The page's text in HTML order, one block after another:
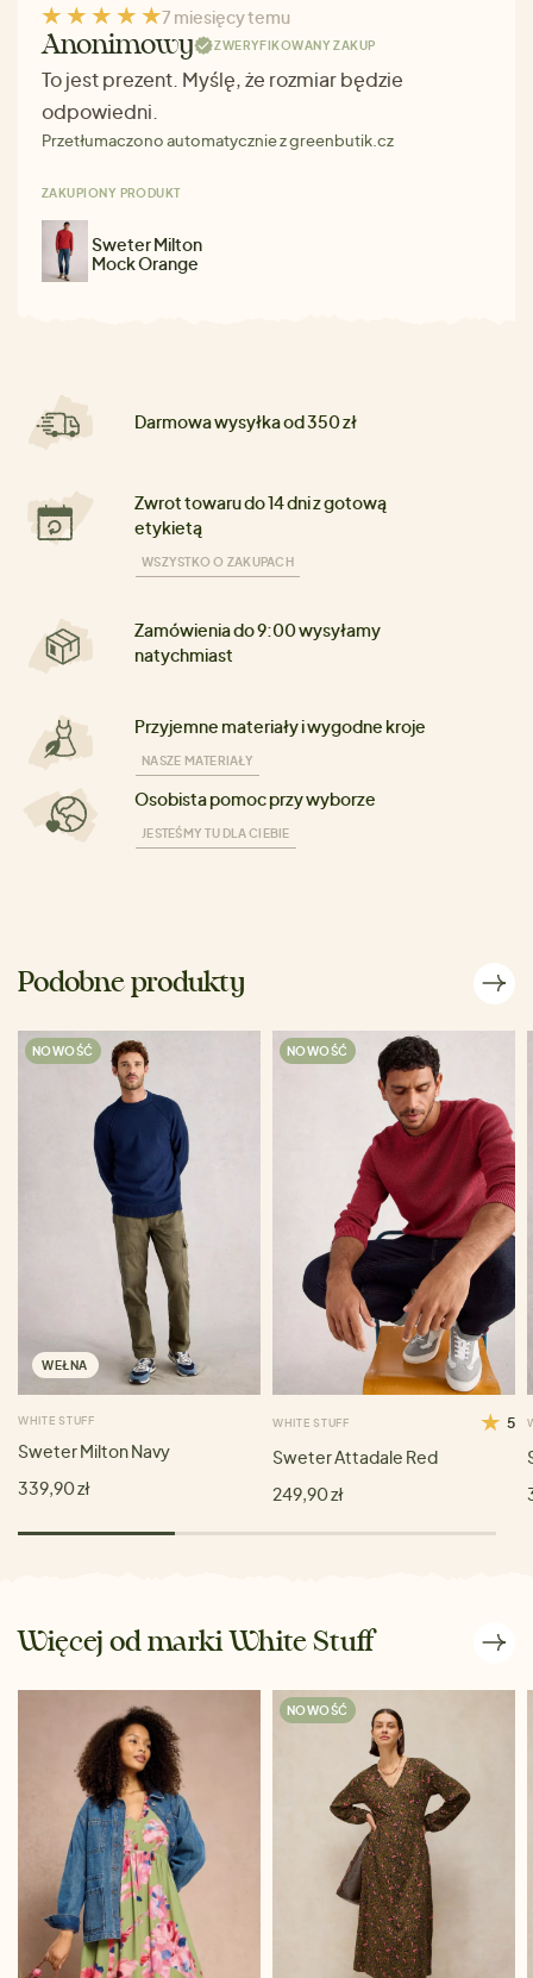
7 miesięcy temu
Anonimowy ZWERYFIKOWANY ZAKUP
To jest prezent. Myślę, że rozmiar będzie
odpowiedni.
Przetłumaczono automatycznie z greenbutik.cz
ZAKUPIONY PRODUKT
Sweter Milton
Mock Orange
Darmowa wysyłka od 350 zł
Zwrot towaru do 14 dni z gotową
etykietą
WSZYSTKO O ZAKUPACH
Zamówienia do 9:00 wysyłamy
natychmiast
Przyjemne materiały i wygodne kroje
NASZE MATERIAŁY
Osobista pomoc przy wyborze
JESTEŚMY TU DLA CIEBIE
Podobne produkty
NOWOŚĆ
WEŁNA
WHITE STUFF
Sweter Milton Navy
339,90 zł
NOWOŚĆ
WHITE STUFF 5
Sweter Attadale Red
249,90 zł
Więcej od marki White Stuff
NOWOŚĆ